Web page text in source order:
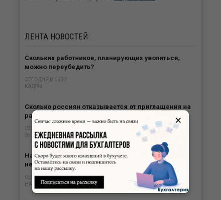
ЛЕНТА НОВОСТЕЙ
Скольких работников, планирующих уволиться,
можно переубедить?
СЕГОДНЯ В 16:52
КАДРЫ
Сколько россиян отказывается от приглашения на
работу?
СЕГОДНЯ В 16:29
ЭКОНОМИКА И ОБЩЕСТВО
Наличные расчеты могут свидетельствовать о
нереальности операции
СЕГОДНЯ В 15:30
НАЛОГИ
×